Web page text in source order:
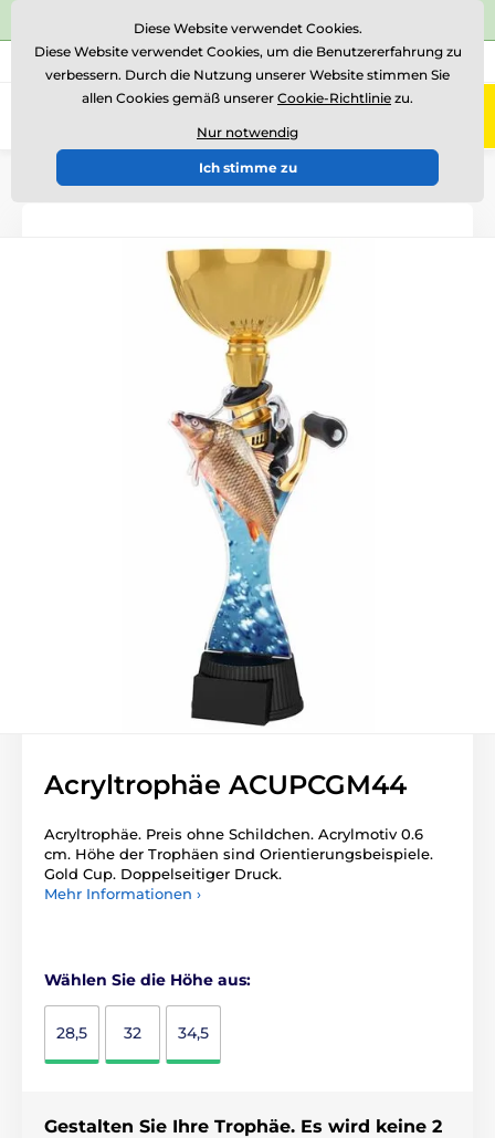
⭐Siehe 504 verifizierte Bewertungen auf
Rufen Sie uns an (Mo-Fr 15-18) +43 676 361 37 22
0
Einführung Acryltrophäen ACUPCG
Acryltrophäe ACUPCGM44
Acryltrophäe. Preis ohne Schildchen. Acrylmotiv 0.6
cm. Höhe der Trophäen sind Orientierungsbeispiele.
Gold Cup. Doppelseitiger Druck.
Mehr Informationen ›
Wählen Sie die Höhe aus:
28,5 32 34,5
Gestalten Sie Ihre Trophäe. Es wird keine 2
Diese Website verwendet Cookies.
Diese Website verwendet Cookies, um die Benutzererfahrung zu
verbessern. Durch die Nutzung unserer Website stimmen Sie
allen Cookies gemäß unserer Cookie-Richtlinie zu.
Nur notwendig
Ich stimme zu